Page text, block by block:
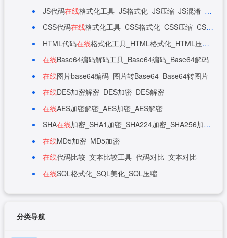
JS代码在线格式化工具_JS格式化_JS压缩_JS混淆_JS
CSS代码在线格式化工具_CSS格式化_CSS压缩_CSS 在线
HTML代码在线格式化工具_HTML格式化_HTML压缩_HTML
在线Base64编码解码工具_Base64编码_Base64解码
在线图片base64编码_图片转Base64_Base64转图片
在线DES加密解密_DES加密_DES解密
在线AES加密解密_AES加密_AES解密
SHA在线加密_SHA1加密_SHA224加密_SHA256加密_SHA384加密_SHA512加密_SHA3加密
在线MD5加密_MD5加密
在线代码比较_文本比较工具_代码对比_文本对比
在线SQL格式化_SQL美化_SQL压缩
分类导航